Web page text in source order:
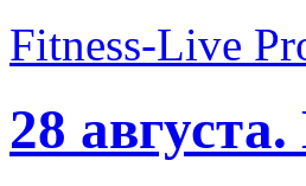
Fitness-Live
28